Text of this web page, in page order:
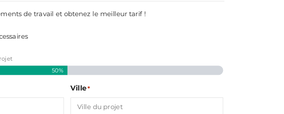
de travail et obtenez le meilleur tarif !
50%
Ville*